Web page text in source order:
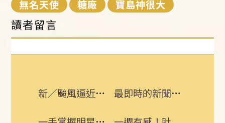
無名天使
糖廠 寶島神很大
讀者留言
新／颱風逼近！7地區明午前達停班課標準 最即時的新聞話題 追蹤訂閱三立新聞網